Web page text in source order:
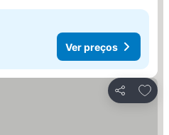
Ver preços
Partilhar